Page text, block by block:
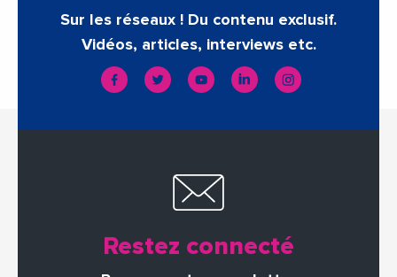
Sur les réseaux ! Du contenu exclusif.
Vidéos, articles, interviews etc.
Restez connecté